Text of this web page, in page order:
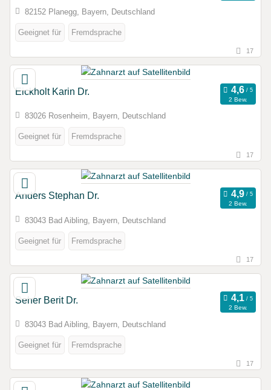
82152 Planegg, Bayern, Deutschland
Geeignet für Fremdsprache
17
Eickholt Karin Dr.
2 Bew.
83026 Rosenheim, Bayern, Deutschland
Geeignet für Fremdsprache
17
Anders Stephan Dr.
2 Bew.
83043 Bad Aibling, Bayern, Deutschland
Geeignet für Fremdsprache
17
Seher Berit Dr.
2 Bew.
83043 Bad Aibling, Bayern, Deutschland
Geeignet für Fremdsprache
17